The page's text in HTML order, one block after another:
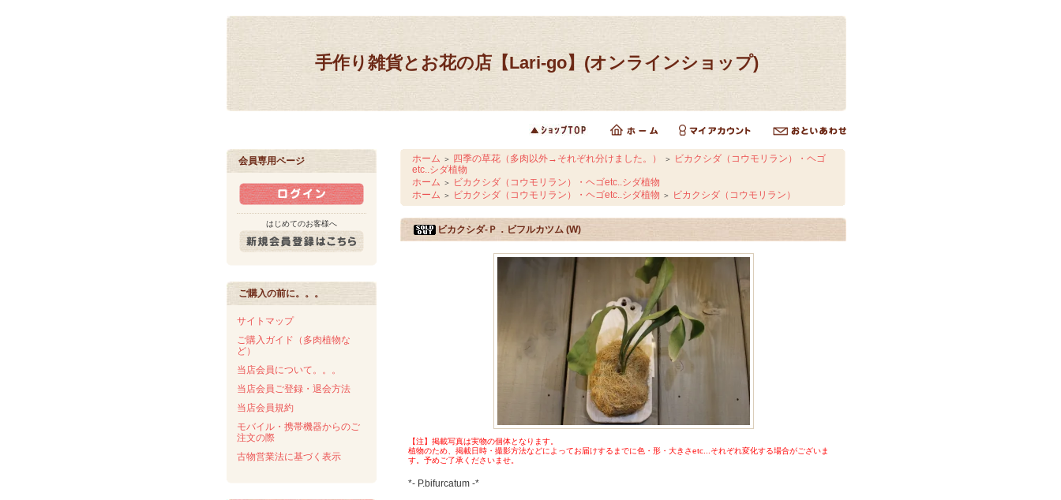
手作り雑貨とお花の店【Lari-go】(オンラインショップ)
会員専用ページ
はじめてのお客様へ
ご購入の前に。。。
サイトマップ
ご購入ガイド（多肉植物な
ど）
当店会員について。。。
当店会員ご登録・退会方法
当店会員規約
モバイル・携帯機器からのご
注文の際
古物営業法に基づく表示
ホーム ＞ 四季の草花（多肉以外→それぞれ分けました。） ＞
ビカクシダ（コウモリラン）・ヘゴ
etc..シダ植物
ホーム ＞
ビカクシダ（コウモリラン）・ヘゴetc..シダ植物
ホーム ＞ ビカクシダ（コウモリラン）・ヘゴetc..シダ植物 ＞ ビカクシダ（コウモリラン）
ビカクシダ-Ｐ．ビフルカツム (W)
【注】掲載写真は実物の個体となります。
植物のため、掲載日時・撮影方法などによってお届けするまでに色・形・大きさetc...それぞれ変化する場合がございま
す。予めご了承くださいませ。
*- P.bifurcatum -*